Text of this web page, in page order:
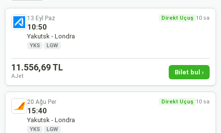
13 Eyl Paz Direkt Uçuş 10 sa
10:50
Yakutsk - Londra
YKS · LGW
11.556,69 TL
AJet
Bilet bul ›
20 Ağu Per Direkt Uçuş 10 sa
15:40
Yakutsk - Londra
YKS · LGW